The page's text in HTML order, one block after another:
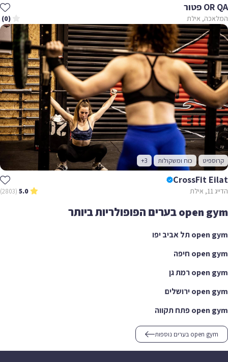
OR QA פטור
המלאכה, אילת (0)
קרוספיט כוח ומשקולות +3
CrossFit Eilat
הדייג 11, אילת 5.0
(2803)
open gym בערים הפופולריות ביותר
open gym תל אביב יפו
open gym חיפה
open gym רמת גן
open gym ירושלים
open gym פתח תקווה
open gym בערים נוספות